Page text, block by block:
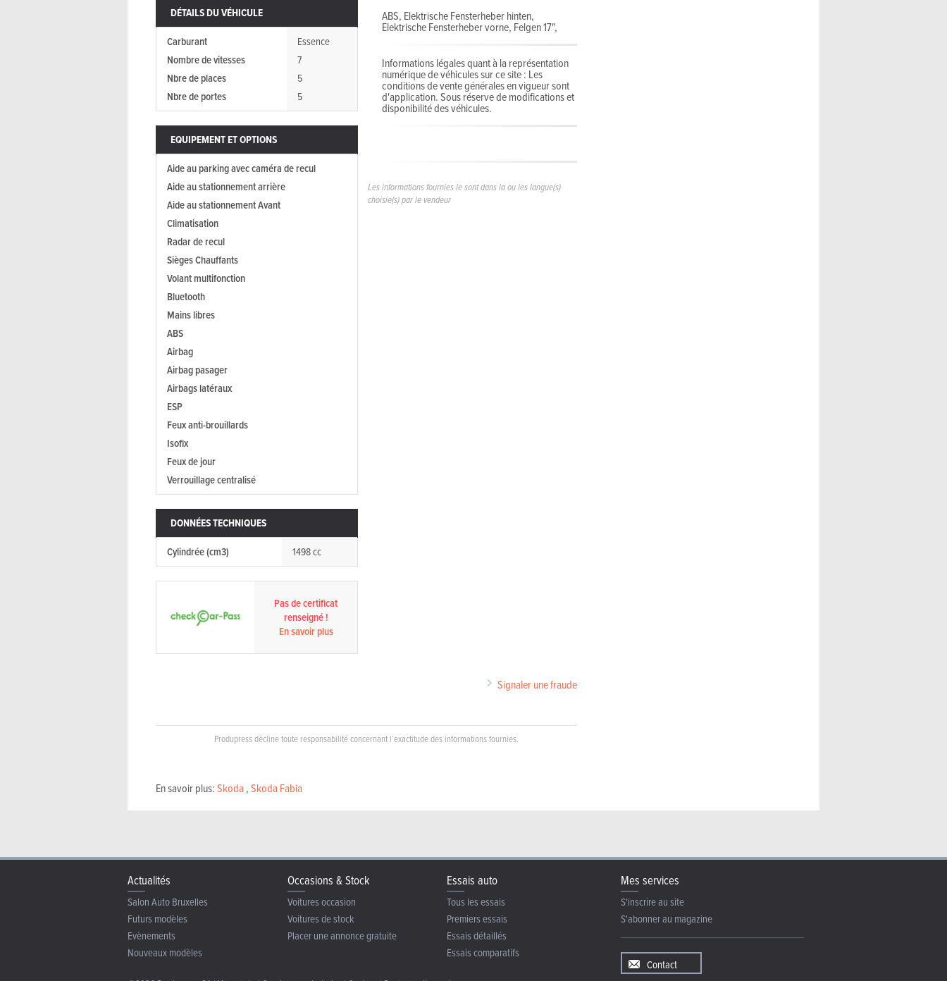
DÉTAILS DU VÉHICULE
Carburant
Essence
Nombre de vitesses
7
Nbre de places
5
Nbre de portes
5
EQUIPEMENT ET OPTIONS
Aide au parking avec caméra de recul
Aide au stationnement arrière
Aide au stationnement Avant
Climatisation
Radar de recul
Sièges Chauffants
Volant multifonction
Bluetooth
Mains libres
ABS
Airbag
Airbag pasager
Airbags latéraux
ESP
Feux anti-brouillards
Isofix
Feux de jour
Verrouillage centralisé
DONNÉES TECHNIQUES
Cylindrée (cm3) 1498 cc
Pas de certificat
renseigné !
En savoir plus
ABS, Elektrische Fensterheber hinten,
Elektrische Fensterheber vorne, Felgen 17",
Informations légales quant à la représentation
numérique de véhicules sur ce site : Les
conditions de vente générales en vigueur sont
d'application. Sous réserve de modifications et
disponibilité des véhicules.
Les informations fournies le sont dans la ou les langue(s)
choisie(s) par le vendeur
Signaler une fraude
Produpress décline toute responsabilité concernant l’exactitude des informations fournies.
En savoir plus:Skoda,Skoda Fabia
Actualités
Salon Auto Bruxelles
Futurs modèles
Evènements
Nouveaux modèles
Occasions & Stock
Voitures occasion
Voitures de stock
Placer une annonce gratuite
Essais auto
Tous les essais
Premiers essais
Essais détaillés
Essais comparatifs
Mes services
S'inscrire au site
S'abonner au magazine
Contact